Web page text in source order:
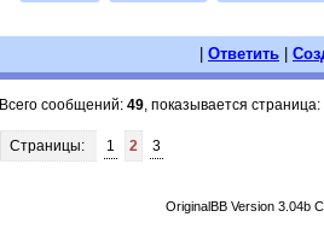
Ответить
Всего сообщений: 49, показывается страница:
Страницы: 1 2 3
OriginalBB Version 3.04b